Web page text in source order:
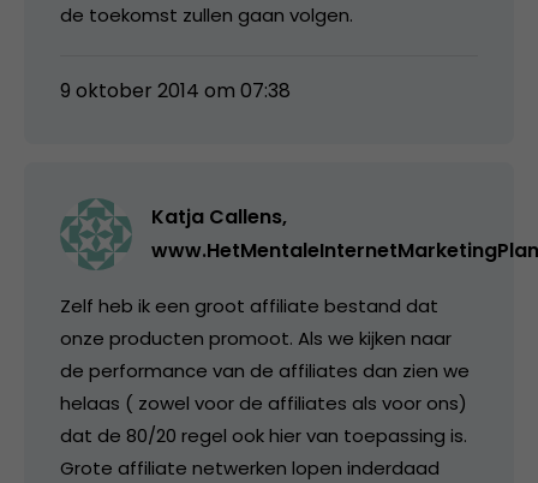
de toekomst zullen gaan volgen.
9 oktober 2014 om 07:38
Katja Callens,
www.HetMentaleInternetMarketingPlan
Zelf heb ik een groot affiliate bestand dat
onze producten promoot. Als we kijken naar
de performance van de affiliates dan zien we
helaas ( zowel voor de affiliates als voor ons)
dat de 80/20 regel ook hier van toepassing is.
Grote affiliate netwerken lopen inderdaad